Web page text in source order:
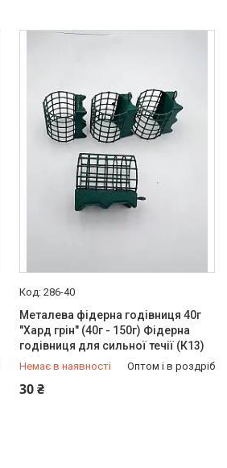
286-40
Металева фідерна годівниця 40г
"Хард грін" (40г - 150г) Фідерна
годівниця для сильної течії (К13)
Немає в наявності Оптом і в роздріб
30 ₴
+380 (97) 949-97-05